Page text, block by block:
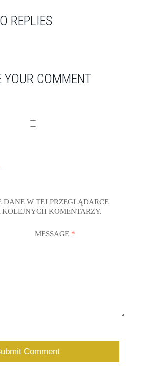
REPLIES
YOUR COMMENT
DANE W TEJ PRZEGLĄDARCE
KOLEJNYCH KOMENTARZY.
MESSAGE *